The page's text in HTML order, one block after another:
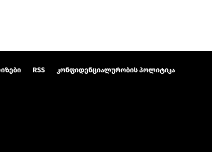
RSS
კონფიდენციალურობის პოლიტიკა